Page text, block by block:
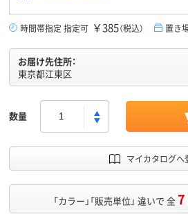
時間帯指定 指定可 ￥385（税込） 置き
お届け先住所：
東京都江東区
数量
マイカタログへ
「カラー」「販売単位」 違いで 全7